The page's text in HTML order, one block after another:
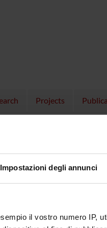
Impostazioni degli annunci
il vostro numero IP,
Projects
course details.